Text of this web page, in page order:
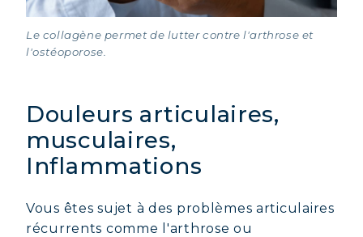
COLLAGÈNE POUR CHEVEUX :
CROISSANCE & FORCE
COLLAGÈNE : BOOSTEZ VOTRE
IMMUNITÉ NATURELLEMENT
Le collagène permet de lutter contre l'arthrose et
l'ostéoporose.
Douleurs articulaires,
musculaires,
Inflammations
Vous êtes sujet à des problèmes articulaires
récurrents comme l'arthrose ou